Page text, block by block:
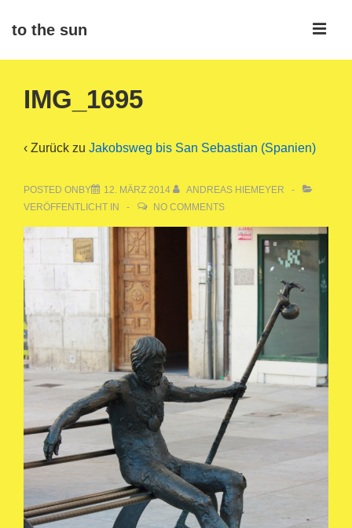
Zumto the sun
Navigation
IMG_1695
‹ Zurück zu Jakobsweg bis San Sebastian (Spanien)
POSTED ONBY 12. MÄRZ 2014
ANDREAS HIEMEYER
VERÖFFENTLICHT IN
NO COMMENTS